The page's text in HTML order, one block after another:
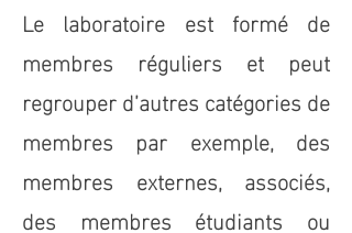
Le laboratoire est formé de
membres réguliers et peut
regrouper d’autres catégories de
membres par exemple, des
membres externes, associés,
des membres étudiants ou